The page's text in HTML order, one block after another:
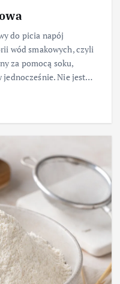
do picia napój
wód smakowych, czyli
za pomocą soku,
jednocześnie. Nie jest…